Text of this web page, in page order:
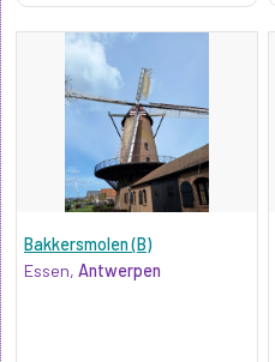
Bakkersmolen (B)
Essen, Antwerpen